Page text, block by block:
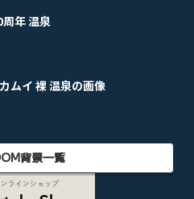
周年 温泉
ムイ 裸 温泉の画像
背景一覧